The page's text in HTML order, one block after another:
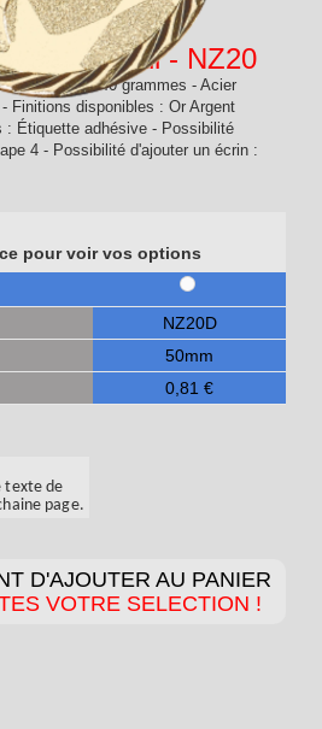
Football - NZ20
- Poids : 40 grammes - Acier
Finitions disponibles : Or Argent
: Étiquette adhésive - Possibilité
4 - Possibilité d'ajouter un écrin :
pour voir vos options
NZ20D
50mm
0,81 €
texte de
page.
D'AJOUTER AU PANIER
VOTRE SELECTION !